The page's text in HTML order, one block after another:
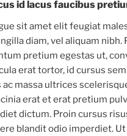
id lacus faucibus
sit amet elit feugiat
diam, vel aliquam nibh.
pretium egestas ut,
erat tortor, id cursus
ac massa ultrices
erat et erat pretium
dictum. Proin cursus
blandit odio imperdiet. Ut